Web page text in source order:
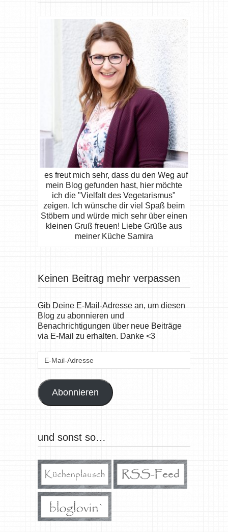
es freut mich sehr, dass du den Weg auf
mein Blog gefunden hast, hier möchte
ich die "Vielfalt des Vegetarismus"
zeigen. Ich wünsche dir viel Spaß beim
Stöbern und würde mich sehr über einen
kleinen Gruß freuen! Liebe Grüße aus
meiner Küche Samira
Keinen Beitrag mehr verpassen
Gib Deine E-Mail-Adresse an, um diesen
Blog zu abonnieren und
Benachrichtigungen über neue Beiträge
via E-Mail zu erhalten. Danke <3
E-
Abonnieren
und sonst so…